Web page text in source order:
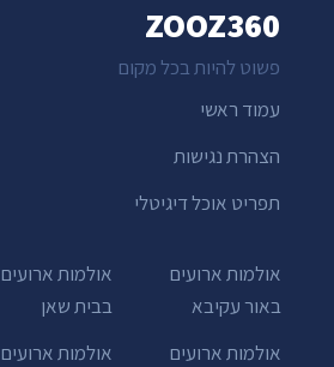
ZOOZ360
פשוט להיות בכל מקום
עמוד ראשי
הצהרת נגישות
תפריט אוכל דיגיטלי
אולמות ארועים
באור עקיבא
אולמות ארועים
בבית שאן
אולמות ארועים
אולמות ארועים